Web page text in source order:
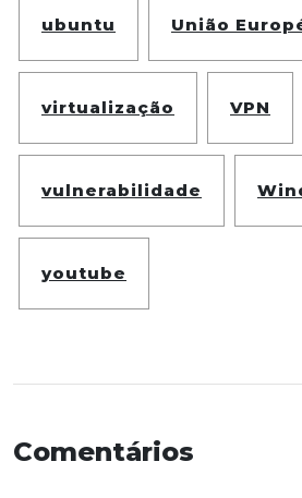
ubuntu União
virtualização VPN
vulnerabilidade
youtube
Comentários